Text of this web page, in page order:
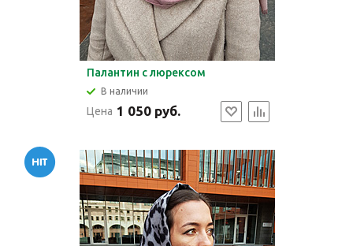
Палантин с люрексом
В наличии
Цена 1 050 руб.